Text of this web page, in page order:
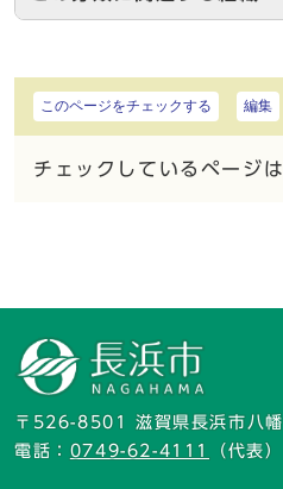
このページをチェックする 編集
チェックしているページ
〒526-8501 滋賀県長浜市八
電話： 0749-62-4111 （代表）